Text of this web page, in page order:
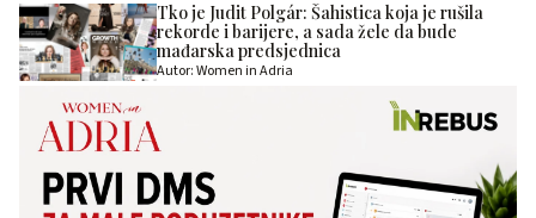
Tko je Judit Polgár: Šahistica koja je rušila
rekorde i barijere, a sada žele da bude
mađarska predsjednica
Autor: Women in Adria